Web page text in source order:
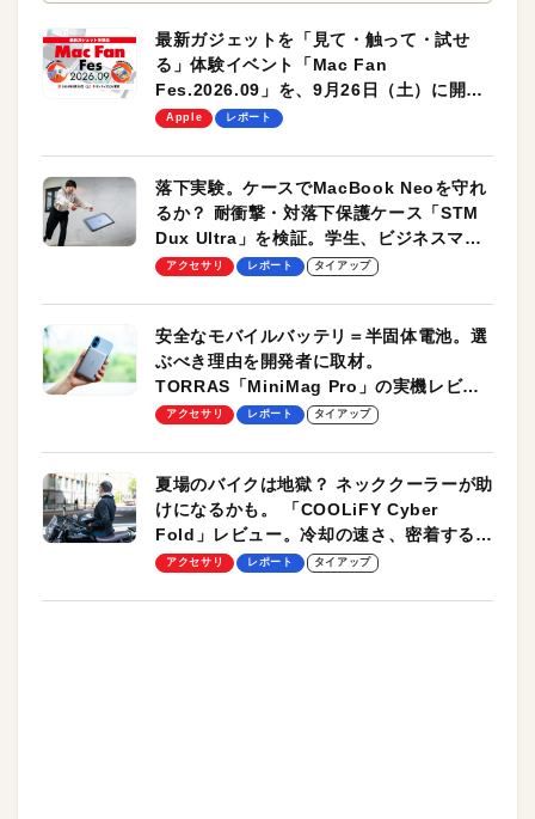
最新ガジェットを「見て・触って・試せ
る」体験イベント「Mac Fan
Fes.2026.09」を、9月26日（土）に開催
します！
Apple レポート
落下実験。ケースでMacBook Neoを守れ
るか？ 耐衝撃・対落下保護ケース「STM
Dux Ultra」を検証。学生、ビジネスマン
のモバイルユースに最適！
アクセサリ レポート タイアップ
安全なモバイルバッテリ＝半固体電池。選
ぶべき理由を開発者に取材。
TORRAS「MiniMag Pro」の実機レビュ
ーも
アクセサリ レポート タイアップ
夏場のバイクは地獄？ ネッククーラーが助
けになるかも。 「COOLiFY Cyber
Fold」レビュー。冷却の速さ、密着する冷
却プレート、シンプルな操作性がグッド！
アクセサリ レポート タイアップ